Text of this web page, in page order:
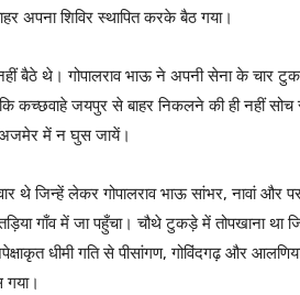
अपना शिविर स्थापित करके बैठ गया।
नहीं बैठे थे। गोपालराव भाऊ ने अपनी सेना के
कच्छवाहे जयपुर से बाहर निकलने की ही नहीं
अजमेर में न घुस जायें।
थे जिन्हें लेकर गोपालराव भाऊ सांभर, नावां और
गाँव में जा पहुँचा। चौथे टुकड़े में तोपखाना था
धीमी गति से पीसांगण, गोविंदगढ़ और
गया।